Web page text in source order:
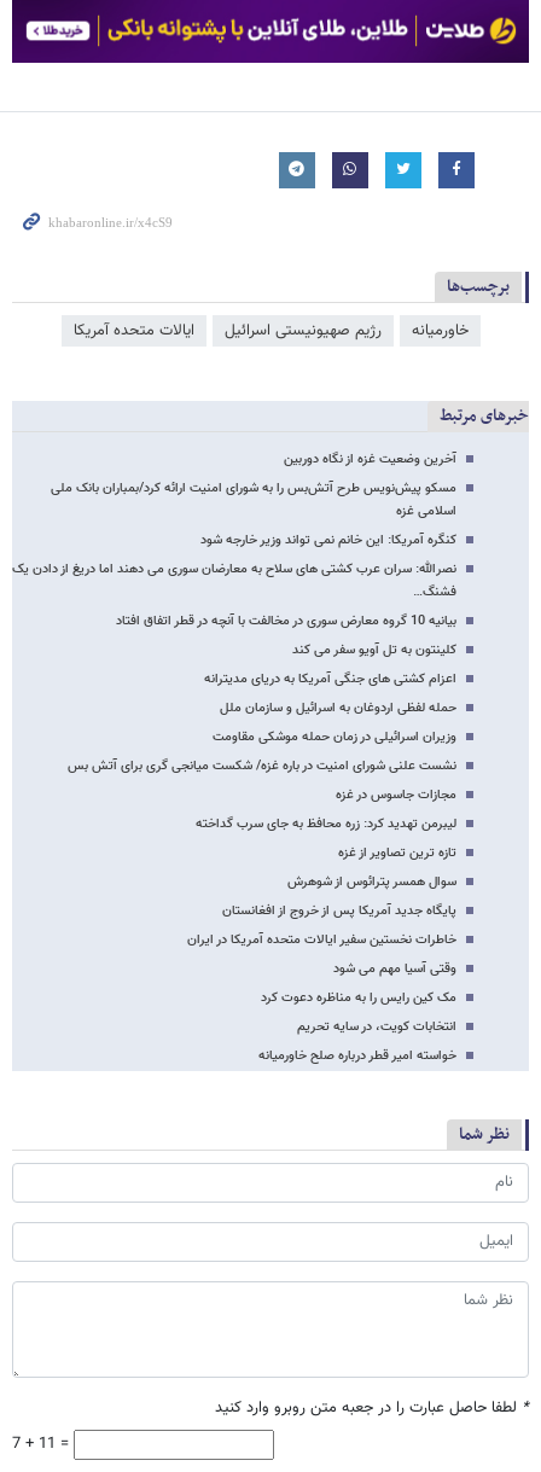
برچسب‌ها
خاورمیانه رژیم صهیونیستی اسرائیل ایالات متحده آمریکا
خبرهای مرتبط
آخرین وضعیت غزه از نگاه دوربین
مسکو پیش‌نویس طرح آتش‌بس را به شورای امنیت ارائه کرد/بمباران بانک ملی
اسلامی غزه
کنگره آمریکا: این خانم نمی تواند وزیر خارجه شود
نصرالله: سران عرب کشتی های سلاح به معارضان سوری می دهند اما دریغ از دادن یک
فشنگ…
بیانیه 10 گروه معارض سوری در مخالفت با آنچه در قطر اتفاق افتاد
کلینتون به تل آویو سفر می کند
اعزام کشتی های جنگی آمریکا به دریای مدیترانه
حمله لفظی اردوغان به اسرائیل و سازمان ملل
وزیران اسرائیلی در زمان حمله موشکی مقاومت
نشست علنی شورای امنیت در باره غزه/ شکست میانجی گری برای آتش بس
مجازات جاسوس در غزه
لیبرمن تهدید کرد: زره محافظ به جای سرب گداخته
تازه ترین تصاویر از غزه
سوال همسر پترائوس از شوهرش
پایگاه جدید آمریکا پس از خروج از افغانستان
خاطرات نخستین سفیر ایالات متحده آمریکا در ایران
وقتی آسیا مهم می شود
مک کین رایس را به مناظره دعوت کرد
انتخابات کویت، در سایه تحریم
خواسته امیر قطر درباره صلح خاورمیانه
نظر شما
* لطفا حاصل عبارت را در جعبه متن روبرو وارد کنید
7 + 11 =